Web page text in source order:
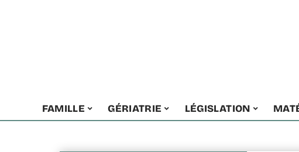
FAMILLE GÉRIATRIE LÉGISLATION